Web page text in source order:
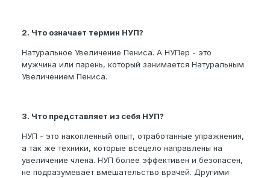
2. Что означает термин НУП?
Натуральное Увеличение Пениса. А НУПер - это
мужчина или парень, который занимается Натуральным
Увеличением Пениса.
3. Что представляет из себя НУП?
НУП - это накопленный опыт, отработанные упражнения,
а так же техники, которые всецело направлены на
увеличение члена. НУП более эффективен и безопасен,
не подразумевает вмешательство врачей. Другими